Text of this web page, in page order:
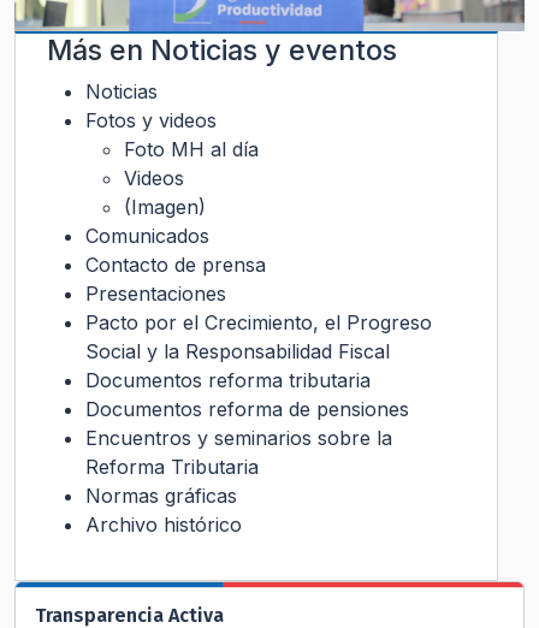
Más en Noticias y eventos
Noticias
Fotos y videos
Foto MH al día
Videos
(Imagen)
Comunicados
Contacto de prensa
Presentaciones
Pacto por el Crecimiento, el Progreso
Social y la Responsabilidad Fiscal
Documentos reforma tributaria
Documentos reforma de pensiones
Encuentros y seminarios sobre la
Reforma Tributaria
Normas gráficas
Archivo histórico
Transparencia Activa